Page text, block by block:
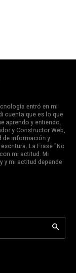
entró en mi
cuenta que es lo que
aprendo y entiendo.
y Constructor Web,
de información y
La Frase "No
mi actitud. Mi
y mi actitud depende